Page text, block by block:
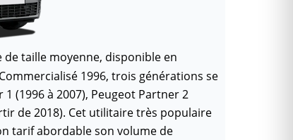
taille moyenne, disponible en
1996, trois générations se
(1996 à 2007), Peugeot Partner 2
de 2018). Cet utilitaire très populaire
tarif abordable son volume de